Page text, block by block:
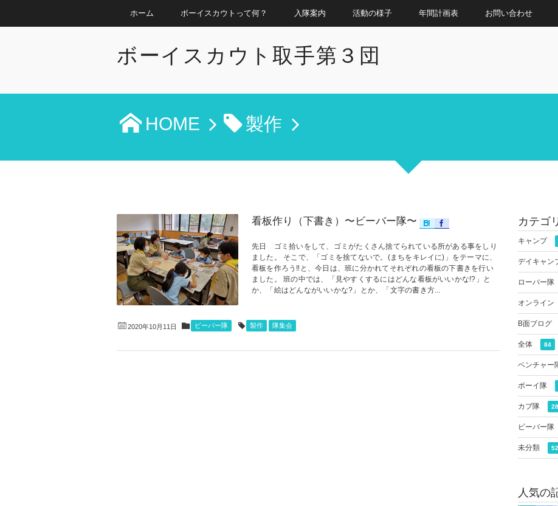
ホーム ボーイスカウトって何？ 入隊案内 活動の様子 年間計画表 お問い合わせ
ボーイスカウト取手第３団
HOME 製作
看板作り（下書き）〜ビーバー隊〜
先日 ゴミ拾いをして、ゴミがたくさん捨てられている所がある事をしり
ました。 そこで、「ゴミを捨てないで。(まちをキレイに)」をテーマに、
看板を作ろう‼と、今日は、班に分かれてそれぞれの看板の下書きを行い
ました。 班の中では、「見やすくするにはどんな看板がいいかな!?」と
か、「絵はどんながいいかな?」とか、「文字の書き方...
2020年10月11日 ビーバー隊 製作 隊集会
カテゴ
キャンプ
デイキャン
ローバー隊
オンライン
B面ブログ
全体 84
ベンチャー
ボーイ隊
カブ隊
ビーバー隊
未分類 52
人気の